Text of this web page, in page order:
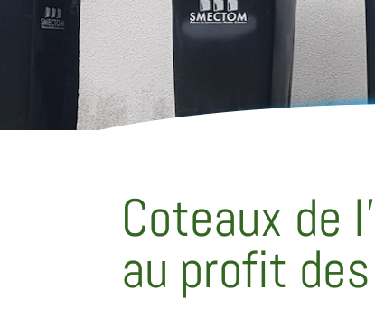
Coteaux de
au profit